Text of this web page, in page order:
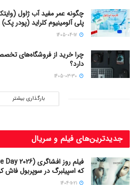
چگونه عمر مفید آب ژاول
پلی آلومینیوم کلراید (پودر
چرا خرید از فروشگاه‌های
دارد؟
بارگذاری بیشتر
جدیدترین‌های فیلم و سریال
که اسپیلبرگ در سوپربول فاش